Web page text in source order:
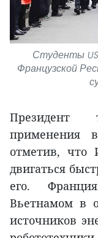
Студенты
Французской
Президент
применения
отметив, что
двигаться
его.
Вьетнамом в
источников